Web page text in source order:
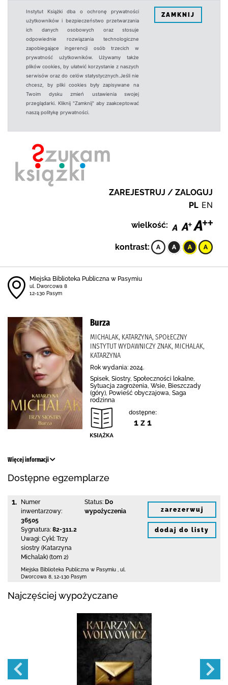
Instytut Książki dba o ochronę prywatności
użytkowników i bezpieczeństwo przetwarzania
ich danych osobowych oraz stosuje
odpowiednie rozwiązania technologiczne
zapobiegające ingerencji osób trzecich w
prywatność użytkowników. Używamy także
plików cookies, by ułatwić korzystanie z naszych
serwisów oraz do celów statystycznych.Jeśli nie
chcesz, by pliki cookies były zapisywane na
Twoim dysku zmień ustawienia swojej
przeglądarki. Kliknij "Zamknij" aby zaakceptować
naszą politykę prywatności.
ZAMKNIJ
ZAREJESTRUJ / ZALOGUJ
PL EN
wielkość:
kontrast:
Miejska Biblioteka Publiczna w Pasymiu
ul. Dworcowa 8
12-130 Pasym
Burza
MICHALAK, KATARZYNA, SPOŁECZNY
INSTYTUT WYDAWNICZY ZNAK, MICHALAK,
KATARZYNA
Rok wydania: 2024.
Spisek, Siostry, Społeczności lokalne,
Sytuacja zagrożenia, Wsie, Bieszczady
(góry), Powieść obyczajowa, Saga
rodzinna
dostępne:
1 z 1
Więcej informacji
Dostępne egzemplarze
1.
Numer
inwentarzowy:
36505
Sygnatura: 82-311.2
Uwagi: Cykl: Trzy
siostry (Katarzyna
Michalak) (tom 2)
Status: Do
wypożyczenia
Miejska Biblioteka Publiczna w Pasymiu
ul.
Dworcowa 8 12-130 Pasym
zarezerwuj
dodaj do listy
Najczęściej wypożyczane